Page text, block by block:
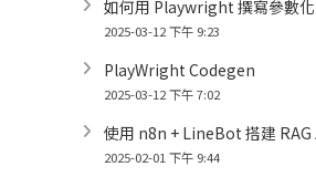
如何用 Playwright 撰寫參數化
2025-03-12 下午 9:23
PlayWright Codegen
2025-03-12 下午 7:02
使用 n8n + LineBot 搭建 RAG
2025-02-01 下午 9:44